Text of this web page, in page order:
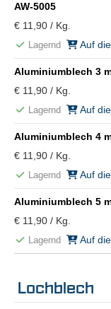
AW-5005
€ 11,90 / Kg.
Lagernd Auf
Aluminiumblech 3
€ 11,90 / Kg.
Lagernd Auf
Aluminiumblech 4
€ 11,90 / Kg.
Lagernd Auf
Aluminiumblech 5
€ 11,90 / Kg.
Lagernd Auf
Lochblech